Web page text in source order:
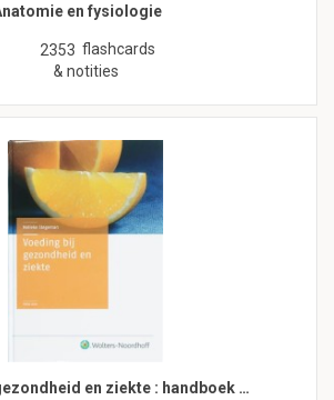
en fysiologie
2353 flashcards
& notities
en ziekte : handboek …